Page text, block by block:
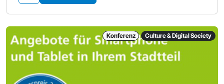
Konferenz Culture & Digital Society